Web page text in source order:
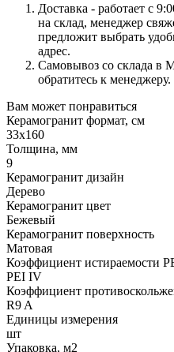
Доставка - работает с
на склад, менеджер
предложит выбрать
адрес.
Самовывоз со склада в
обратитесь к менеджеру.
Вам может понравиться
Керамогранит формат, см
33х160
Толщина, мм
9
Керамогранит дизайн
Дерево
Керамогранит цвет
Бежевый
Керамогранит поверхность
Матовая
Коэффициент истираемости
PEI IV
Коэффициент
R9 A
Единицы измерения
шт
Упаковка, м2